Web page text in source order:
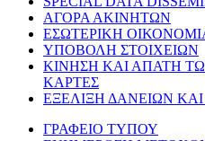
ΑΓΟΡΑ ΑΚΙΝΗΤΩΝ
ΕΣΩΤΕΡΙΚΗ
ΥΠΟΒΟΛΗ ΣΤΟΙΧΕΙΩΝ
ΚΙΝΗΣΗ ΚΑΙ ΑΠΑΤΗ
ΚΑΡΤΕΣ
ΕΞΕΛΙΞΗ ΔΑΝΕΙΩΝ
ΓΡΑΦΕΙΟ ΤΥΠΟΥ